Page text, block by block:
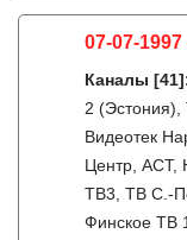
07-07-1997
Каналы [41]
2 (Эстония),
Видеотек
Центр, АСТ,
ТВ3, ТВ С.-
Финское ТВ